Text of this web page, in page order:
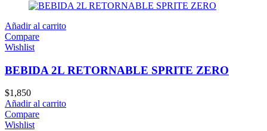
Añadir al carrito
Compare
Wishlist
BEBIDA 2L RETORNABLE SPRITE ZERO
$1,850
Añadir al carrito
Compare
Wishlist